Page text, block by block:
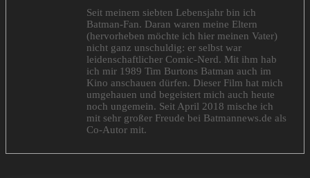
Seit meinem siebten Lebensjahr bin ich
Batman-Fan. Daran waren meine Eltern
(hervorheben möchte ich hier meinen Vater)
nicht ganz unschuldig: er selbst war
leidenschaftlicher Comic-Nerd. Mit ihm hab
ich mir 1989 Tim Burtons Batman auch im
Kino anschauen dürfen. Dieser Film hat mich
umgehauen und begeistert mich auch heute
noch ungemein. Seit April 2018 mische ich
mit sehr großer Freude bei Batmannews.de als
Co-Autor mit.